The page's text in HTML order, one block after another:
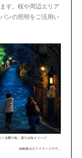
す。桜や周辺エリア
ンの照明をご活用い